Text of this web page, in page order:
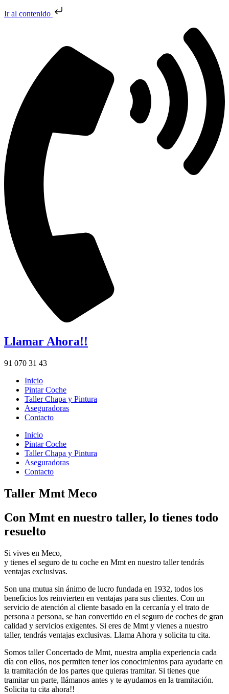
Ir al contenido
Llamar Ahora!!
91 070 31 43
Inicio
Pintar Coche
Taller Chapa y Pintura
Aseguradoras
Contacto
Inicio
Pintar Coche
Taller Chapa y Pintura
Aseguradoras
Contacto
Taller Mmt Meco
Con Mmt en nuestro taller, lo tienes todo
resuelto
Si vives en Meco,
y tienes el seguro de tu coche en Mmt en nuestro taller tendrás
ventajas exclusivas.
Son una mutua sin ánimo de lucro fundada en 1932, todos los
beneficios los reinvierten en ventajas para sus clientes. Con un
servicio de atención al cliente basado en la cercanía y el trato de
persona a persona, se han convertido en el seguro de coches de gran
calidad y servicios exigentes. Si eres de Mmt y vienes a nuestro
taller, tendrás ventajas exclusivas. Llama Ahora y solicita tu cita.
Somos taller Concertado de Mmt, nuestra amplia experiencia cada
día con ellos, nos permiten tener los conocimientos para ayudarte en
la tramitación de los partes que quieras tramitar. Si tienes que
tramitar un parte, llámanos antes y te ayudamos en la tramitación.
Solicita tu cita ahora!!